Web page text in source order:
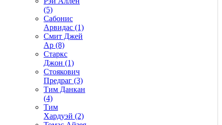
(5)
Сабонис
Арвидас (1)
Смит Джей
Ар (8)
Старкс
Джон (1)
Стоякович
Предраг (3)
Тим Данкан
(4)
Тим
Хардуэй (2)